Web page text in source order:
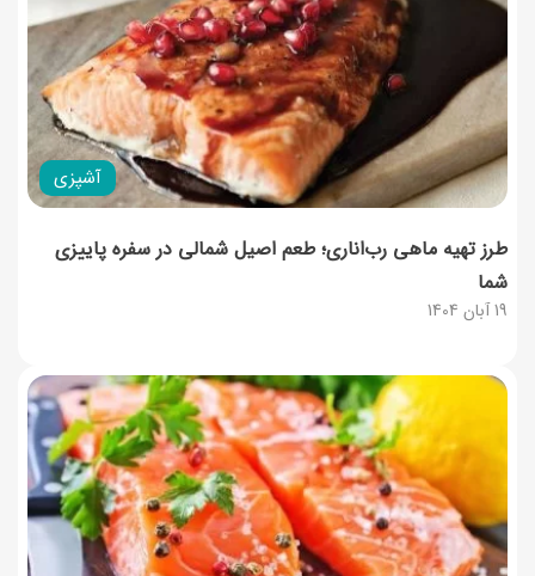
آشپزی
19 آبان 1404
طرز تهیه ماهی رب‌اناری؛ طعم اصیل شمالی در سفره پاییزی
شما